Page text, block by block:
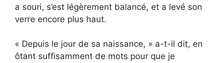
a souri, s’est légèrement balancé, et a levé son
verre encore plus haut.
« Depuis le jour de sa naissance, » a-t-il dit, en
ôtant suffisamment de mots pour que je